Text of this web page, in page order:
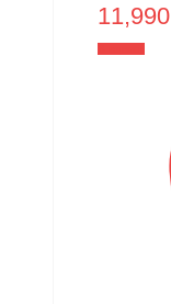
11,990